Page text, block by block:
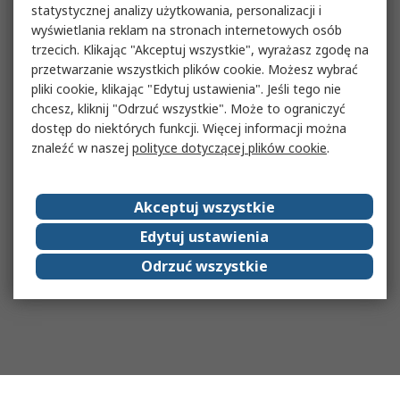
statystycznej analizy użytkowania, personalizacji i
wyświetlania reklam na stronach internetowych osób
trzecich. Klikając "Akceptuj wszystkie", wyrażasz zgodę na
przetwarzanie wszystkich plików cookie. Możesz wybrać
pliki cookie, klikając "Edytuj ustawienia". Jeśli tego nie
chcesz, kliknij "Odrzuć wszystkie". Może to ograniczyć
dostęp do niektórych funkcji. Więcej informacji można
znaleźć w naszej polityce dotyczącej plików cookie.
Akceptuj wszystkie
Edytuj ustawienia
Odrzuć wszystkie